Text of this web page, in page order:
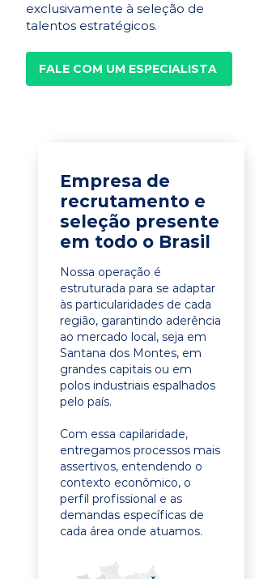
exclusivamente à seleção de
talentos estratégicos.
FALE COM UM ESPECIALISTA
Empresa de
recrutamento e
seleção presente
em todo o Brasil
Nossa operação é
estruturada para se adaptar
às particularidades de cada
região, garantindo aderência
ao mercado local, seja em
Santana dos Montes, em
grandes capitais ou em
polos industriais espalhados
pelo país.
Com essa capilaridade,
entregamos processos mais
assertivos, entendendo o
contexto econômico, o
perfil profissional e as
demandas específicas de
cada área onde atuamos.